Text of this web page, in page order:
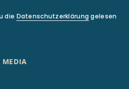
die Datenschutzerklärung gelesen
MEDIA